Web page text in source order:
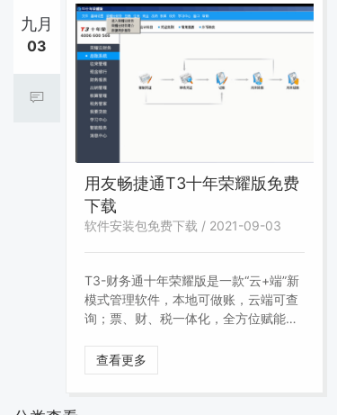
九月
03
用友畅捷通T3十年荣耀版免费
下载
软件安装包免费下载 / 2021-09-03
T3-财务通十年荣耀版是一款“云+端”新
模式管理软件，本地可做账，云端可查
询；票、财、税一体化，全方位赋能核
能。
查看更多